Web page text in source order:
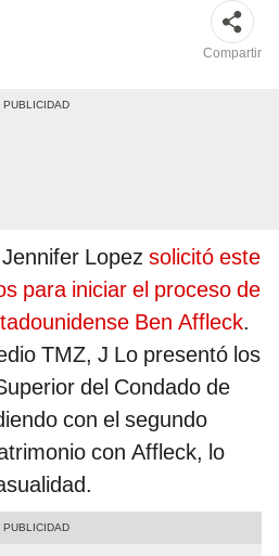
Compartir
Lopez solicitó este
para iniciar el proceso de
Ben Affleck.
TMZ, J Lo presentó los
del Condado de
con el segundo
con Affleck, lo